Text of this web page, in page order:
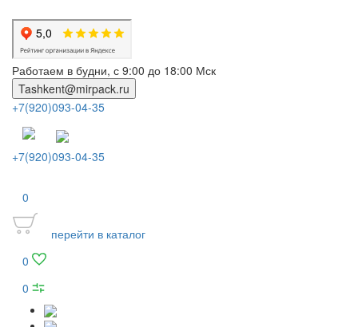
Работаем в будни, с 9:00 до 18:00 Мск
Tashkent@mirpack.ru
+7(920)093-04-35
+7(920)093-04-35
0
перейти в каталог
0
0